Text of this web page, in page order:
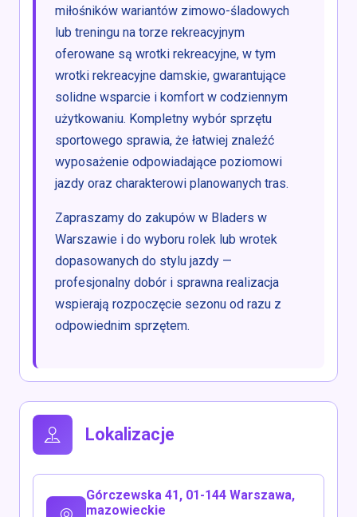
miłośników wariantów zimowo-śladowych
lub treningu na torze rekreacyjnym
oferowane są wrotki rekreacyjne, w tym
wrotki rekreacyjne damskie, gwarantujące
solidne wsparcie i komfort w codziennym
użytkowaniu. Kompletny wybór sprzętu
sportowego sprawia, że łatwiej znaleźć
wyposażenie odpowiadające poziomowi
jazdy oraz charakterowi planowanych tras.
Zapraszamy do zakupów w Bladers w
Warszawie i do wyboru rolek lub wrotek
dopasowanych do stylu jazdy —
profesjonalny dobór i sprawna realizacja
wspierają rozpoczęcie sezonu od razu z
odpowiednim sprzętem.
Lokalizacje
Górczewska 41, 01-144 Warszawa,
mazowieckie